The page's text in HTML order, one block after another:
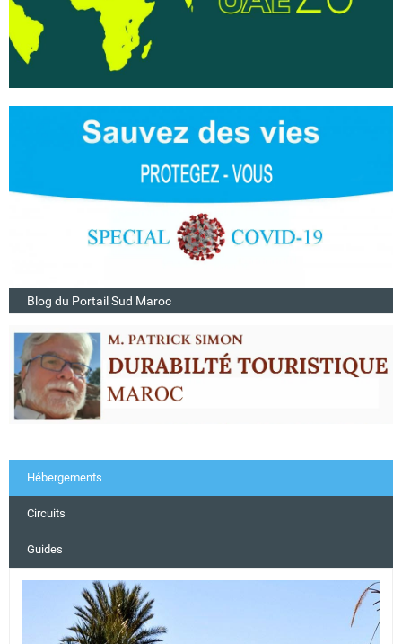
Blog du Portail Sud Maroc
Hébergements
Circuits
Guides